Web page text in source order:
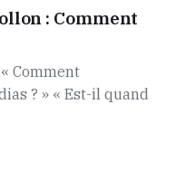
: Comment
Comment
? » « Est-il quand